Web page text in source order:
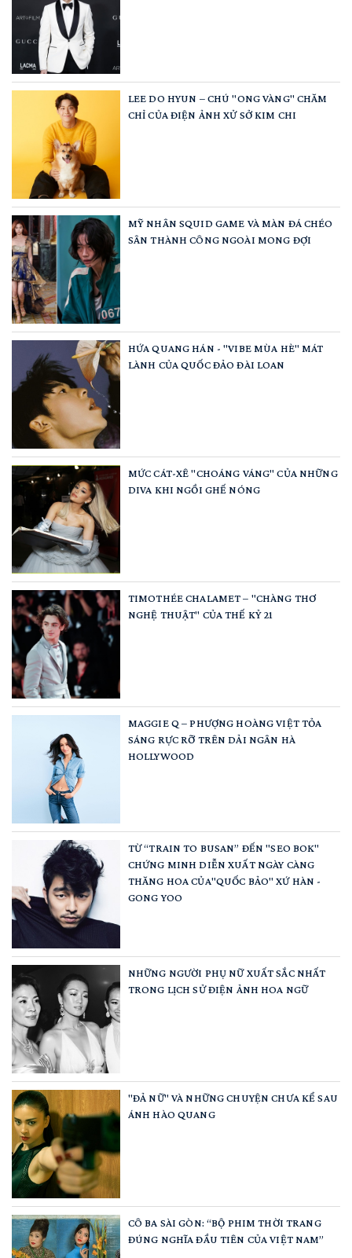
LEE DO HYUN – CHÚ "ONG VÀNG" CHĂM
CHỈ CỦA ĐIỆN ẢNH XỬ SỞ KIM CHI
MỸ NHÂN SQUID GAME VÀ MÀN ĐÁ CHÉO
SÂN THÀNH CÔNG NGOÀI MONG ĐỢI
HỨA QUANG HÁN - "VIBE MÙA HÈ" MÁT
LÀNH CỦA QUỐC ĐẢO ĐÀI LOAN
MỨC CÁT-XÊ "CHOÁNG VÁNG" CỦA NHỮNG
DIVA KHI NGỒI GHẾ NÓNG
TIMOTHÉE CHALAMET – "CHÀNG THƠ
NGHỆ THUẬT" CỦA THẾ KỶ 21
MAGGIE Q – PHƯỢNG HOÀNG VIỆT TỎA
SÁNG RỰC RỠ TRÊN DẢI NGÂN HÀ
HOLLYWOOD
TỪ “TRAIN TO BUSAN” ĐẾN "SEO BOK"
CHỨNG MINH DIỄN XUẤT NGÀY CÀNG
THĂNG HOA CỦA"QUỐC BẢO" XỨ HÀN -
GONG YOO
NHỮNG NGƯỜI PHỤ NỮ XUẤT SẮC NHẤT
TRONG LỊCH SỬ ĐIỆN ẢNH HOA NGỮ
"ĐẢ NỮ" VÀ NHỮNG CHUYỆN CHƯA KỂ SAU
ÁNH HÀO QUANG
CÔ BA SÀI GÒN: “BỘ PHIM THỜI TRANG
ĐÚNG NGHĨA ĐẦU TIÊN CỦA VIỆT NAM”